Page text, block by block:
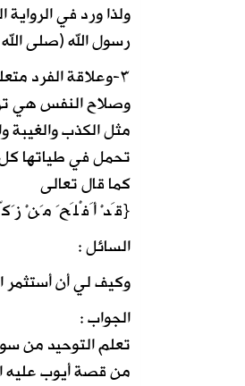
ولذا ورد في
رسول الله (صلى
٣-وعلاقة الفرد متعلقة بصلاح نفسه
وصلاح النفس هي
مثل الكذب والغيبة
تحمل في طياتها
كما قال تعالى
{قَدْ أَفْلَحَ مَنْ زَكَّاها(٩)وَ قَدْ خابَ مَنْ
السائل :
وكيف لي أن أستثمر
الجواب :
تعلم التوحيد من
من قصة أيوب عليه